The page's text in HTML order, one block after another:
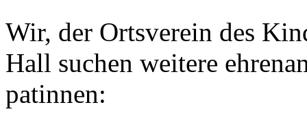
Wir, der Ortsverein des
Hall suchen weitere
patinnen: